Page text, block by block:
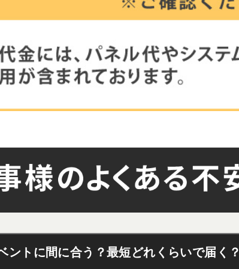
ントに間に合う？最短どれくらいで届く？